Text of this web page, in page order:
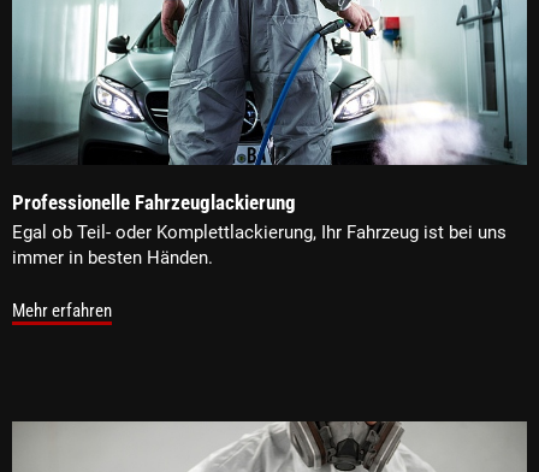
Professionelle Fahrzeuglackierung
Egal ob Teil- oder Komplettlackierung, Ihr Fahrzeug ist bei uns
immer in besten Händen.
Mehr erfahren